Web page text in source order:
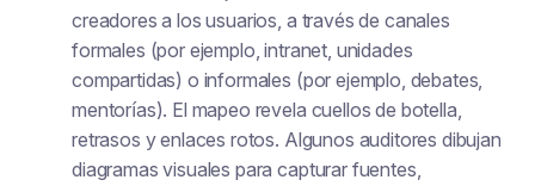
creadores a los usuarios, a través de canales
formales (por ejemplo, intranet, unidades
compartidas) o informales (por ejemplo, debates,
mentorías). El mapeo revela cuellos de botella,
retrasos y enlaces rotos. Algunos auditores dibujan
diagramas visuales para capturar fuentes,